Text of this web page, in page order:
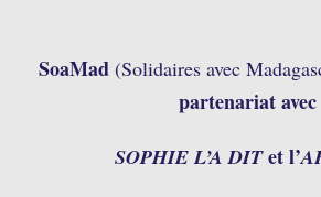
SoaMad (Solidaires avec
partenariat avec
SOPHIE L’A DITet l’